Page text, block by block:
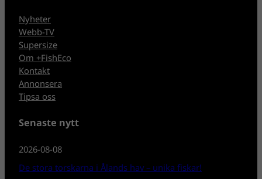
Nyheter
Webb-TV
Supersize
Om +FishEco
Kontakt
Annonsera
Tipsa oss
Senaste nytt
2026-08-08
De stora torskarna i Ålands hav – unika fiskar!